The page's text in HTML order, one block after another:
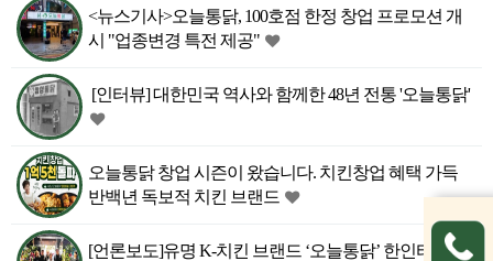
<뉴스기사>오늘통닭, 100호점 한정 창업 프로모션 개
시 "업종변경 특전 제공"
[인터뷰] 대한민국 역사와 함께한 48년 전통 '오늘통닭'
오늘통닭 창업 시즌이 왔습니다. 치킨창업 혜택 가득
반백년 독보적 치킨 브랜드
[언론보도]유명 K-치킨 브랜드 ‘오늘통닭’ 한인타운 그